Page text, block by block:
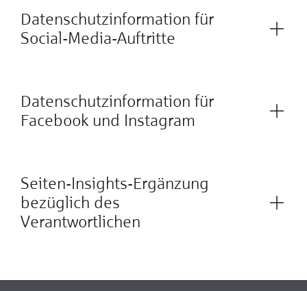
Datenschutzinformation für
Social-Media-Auftritte
Datenschutzinformation für
Facebook und Instagram
Seiten-Insights-Ergänzung
bezüglich des
Verantwortlichen